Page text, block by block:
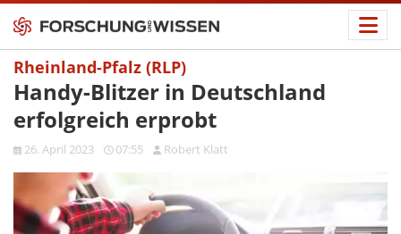
Rheinland-Pfalz (RLP)
Handy-Blitzer in Deutschland
erfolgreich erprobt
26. April 2023 07:55 Robert Klatt